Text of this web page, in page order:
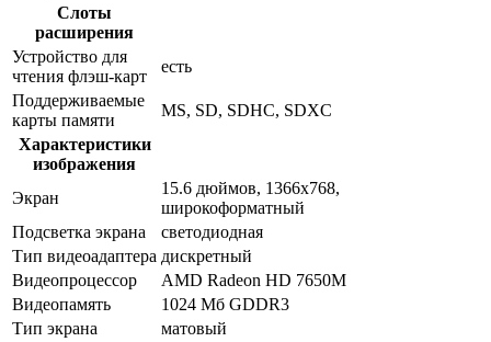
Слоты
расширения
Устройство для
чтения флэш-карт
есть
Поддерживаемые
карты памяти
MS, SD, SDHC, SDXC
Характеристики
изображения
Экран
15.6 дюймов, 1366x768,
широкоформатный
Подсветка экрана
светодиодная
Тип видеоадаптера дискретный
Видеопроцессор
AMD Radeon HD 7650M
Видеопамять
1024 Мб GDDR3
Тип экрана
матовый